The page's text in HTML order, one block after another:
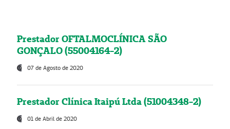
Prestador OFTALMOCLÍNICA SÃO
GONÇALO (55004164-2)
07 de Agosto de 2020
Prestador Clínica Itaipú Ltda (51004348-2)
01 de Abril de 2020